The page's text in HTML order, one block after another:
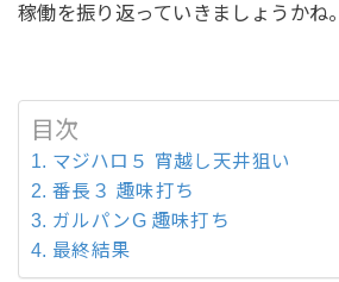
稼働を振り返っていきましょうかね。
目次
マジハロ５ 宵越し天井狙い
番長３ 趣味打ち
ガルパンG 趣味打ち
最終結果